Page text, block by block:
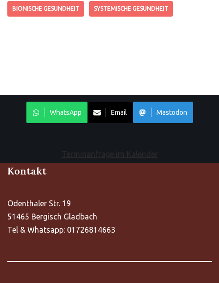
BIONISCHE GESUNDHEIT SYSTEMISCHE GESUNDHEIT
WhatsApp Email Mastodon
Terminanfrage im Kalender
Kontakt
Odenthaler Str. 19
51465 Bergisch Gladbach
Tel & Whatsapp: 01726814663